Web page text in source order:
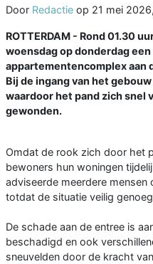
Door Redactie op 21 mei
ROTTERDAM - Rond 01.30
woensdag op donderdag
appartementencomplex aan
Bij de ingang van het
waardoor het pand zich snel
gewonden.
Omdat de rook zich door het
bewoners hun woningen
adviseerde meerdere
totdat de situatie veilig
De schade aan de entree is
beschadigd en ook
sneuvelden door de kracht